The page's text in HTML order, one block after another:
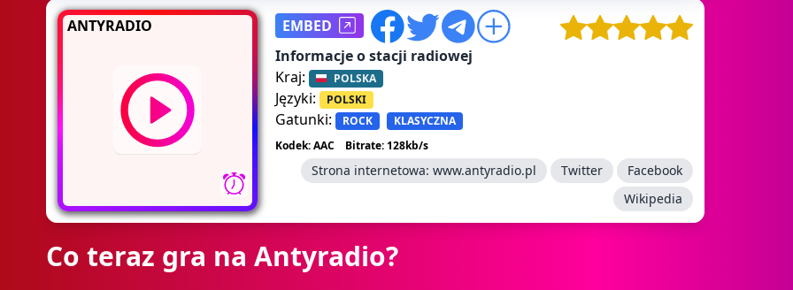
ANTYRADIO
EMBED
Informacje o stacji radiowej
Kraj:
POLSKA
Języki: POLSKI
Gatunki: ROCK
KLASYCZNA
Kodek: AAC
Bitrate: 128kb/s
Strona internetowa: www.antyradio.pl Twitter
Facebook
Wikipedia
Co teraz gra na Antyradio?